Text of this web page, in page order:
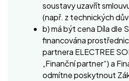
soustavy uzavřít
(např. z technických
b) má být cena Díla dle
financována
partnera ELECTREE
„Finanční partner“) a
odmítne poskytnout